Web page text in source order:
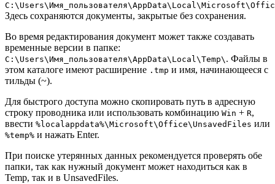
Здесь сохраняются документы, закрытые без сохранения.
Во время редактирования документ может также создавать
временные версии в папке:
C:\Users\Имя_пользователя\AppData\Local\Temp\ . Файлы в
этом каталоге имеют расширение .tmp и имя, начинающееся с
тильды (~).
Для быстрого доступа можно скопировать путь в адресную
строку проводника или использовать комбинацию Win + R,
ввести %localappdata%\Microsoft\Office\UnsavedFiles или
%temp% и нажать Enter.
При поиске утерянных данных рекомендуется проверять обе
папки, так как нужный документ может находиться как в
Temp, так и в UnsavedFiles.